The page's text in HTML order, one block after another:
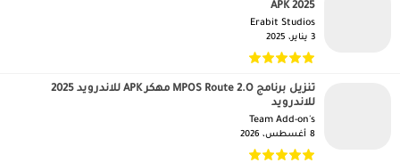
APK 2025
Erabit Studios‏
3 يناير، 2025
تنزيل برنامج MPOS Route 2.O مهكر APK للاندرويد 2025
للاندرويد
Team Add-on's‏
8 أغسطس، 2026